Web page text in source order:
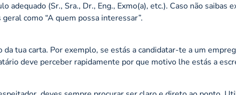
adequado (Sr., Sra., Dr., Eng., Exmo(a), etc.). Caso não saibas
como “A quem possa interessar”.
tua carta. Por exemplo, se estás a candidatar-te a um
deve perceber rapidamente por que motivo lhe estás a